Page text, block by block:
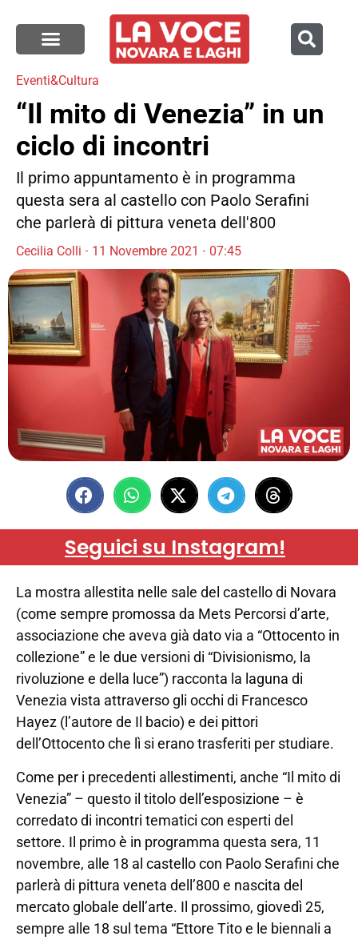
Eventi&Cultura
“Il mito di Venezia” in un
ciclo di incontri
Il primo appuntamento è in programma
questa sera al castello con Paolo Serafini
che parlerà di pittura veneta dell'800
Cecilia Colli 11 Novembre 2021 07:45
Seguici su Instagram!
La mostra allestita nelle sale del castello di Novara
(come sempre promossa da Mets Percorsi d’arte,
associazione che aveva già dato via a “Ottocento in
collezione” e le due versioni di “Divisionismo, la
rivoluzione e della luce”) racconta la laguna di
Venezia vista attraverso gli occhi di Francesco
Hayez (l’autore de Il bacio) e dei pittori
dell’Ottocento che lì si erano trasferiti per studiare.
Come per i precedenti allestimenti, anche “Il mito di
Venezia” – questo il titolo dell’esposizione – è
corredato di incontri tematici con esperti del
settore. Il primo è in programma questa sera, 11
novembre, alle 18 al castello con Paolo Serafini che
parlerà di pittura veneta dell’800 e nascita del
mercato globale dell’arte. Il prossimo, giovedì 25,
sempre alle 18 sul tema “Ettore Tito e le biennali a